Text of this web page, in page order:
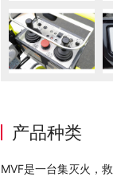
产品种类
MVF是一台集灭火，